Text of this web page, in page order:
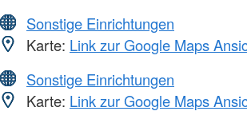
Sonstige Einrichtungen
Karte: Link zur Google Maps
Sonstige Einrichtungen
Karte: Link zur Google Maps